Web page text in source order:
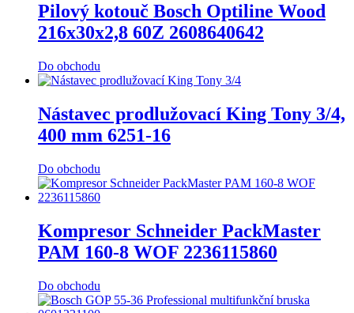
Pilový kotouč Bosch Optiline Wood
216x30x2,8 60Z 2608640642
Do obchodu
Nástavec prodlužovací King Tony 3/4,
400 mm 6251-16
Do obchodu
Kompresor Schneider PackMaster
PAM 160-8 WOF 2236115860
Do obchodu